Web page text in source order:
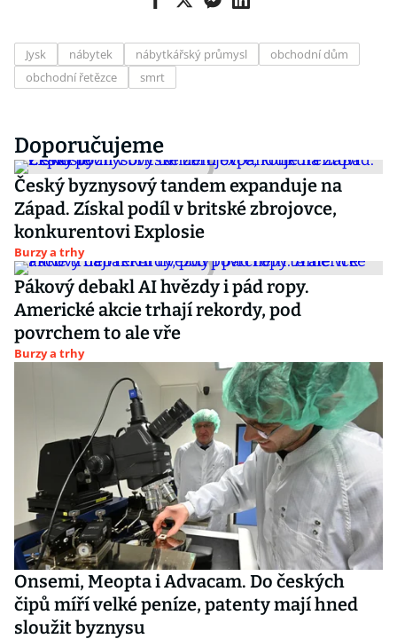
Jysk nábytek nábytkářský průmysl
obchodní dům
obchodní řetězce
smrt
Doporučujeme
Český byznysový tandem expanduje na
Západ. Získal podíl v britské zbrojovce,
konkurentovi Explosie
Burzy a trhy
Pákový debakl AI hvězdy i pád ropy.
Americké akcie trhají rekordy, pod
povrchem to ale vře
Burzy a trhy
Onsemi, Meopta i Advacam. Do českých
čipů míří velké peníze, patenty mají hned
sloužit byznysu